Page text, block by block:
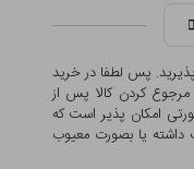
پس لطفا در خرید
کردن کالا پس از
امکان پذیر است که
داشته یا بصورت معيوب